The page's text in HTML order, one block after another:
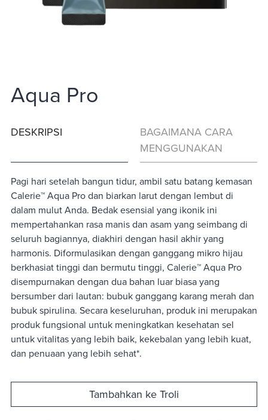
Aqua Pro
DESKRIPSI
BAGAIMANA CARA
MENGGUNAKAN
Pagi hari setelah bangun tidur, ambil satu batang kemasan
Calerie™ Aqua Pro dan biarkan larut dengan lembut di
dalam mulut Anda. Bedak esensial yang ikonik ini
mempertahankan rasa manis dan asam yang seimbang di
seluruh bagiannya, diakhiri dengan hasil akhir yang
harmonis. Diformulasikan dengan ganggang mikro hijau
berkhasiat tinggi dan bermutu tinggi, Calerie™ Aqua Pro
disempurnakan dengan dua bahan luar biasa yang
bersumber dari lautan: bubuk ganggang karang merah dan
bubuk spirulina. Secara keseluruhan, produk ini merupakan
produk fungsional untuk meningkatkan kesehatan sel
untuk vitalitas yang lebih baik, kekebalan yang lebih kuat,
dan penuaan yang lebih sehat*.
Tambahkan ke Troli